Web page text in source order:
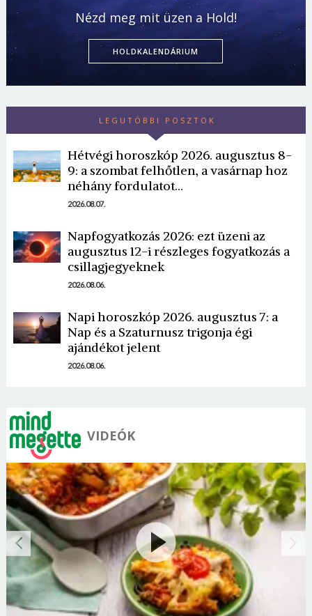
Nézd meg mit üzen a Hold!
HOLDKALENDÁRIUM
LEGUTÓBBI POSZTOK
Hétvégi horoszkóp 2026. augusztus 8-
9: a szombat felhőtlen, a vasárnap hoz
néhány fordulatot…
2026.08.07.
Napfogyatkozás 2026: ezt üzeni az
augusztus 12-i részleges fogyatkozás a
csillagjegyeknek
2026.08.06.
Napi horoszkóp 2026. augusztus 7: a
Nap és a Szaturnusz trigonja égi
ajándékot jelent
2026.08.06.
VIDEÓK